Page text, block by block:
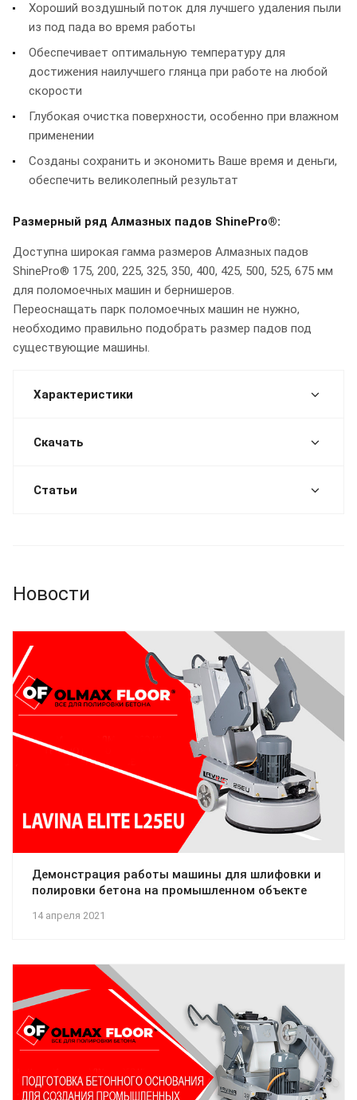
Хороший воздушный поток для лучшего удаления пыли
из под пада во время работы
Обеспечивает оптимальную температуру для
достижения наилучшего глянца при работе на любой
скорости
Глубокая очистка поверхности, особенно при влажном
применении
Созданы сохранить и экономить Ваше время и деньги,
обеспечить великолепный результат
Размерный ряд Алмазных падов ShinePro®:
Доступна широкая гамма размеров Алмазных падов
ShinePro® 175, 200, 225, 325, 350, 400, 425, 500, 525, 675 мм
для поломоечных машин и бернишеров.
Переоснащать парк поломоечных машин не нужно,
необходимо правильно подобрать размер падов под
существующие машины.
Характеристики
Скачать
Статьи
Новости
14 апреля 2021
Демонстрация работы машины для шлифовки и
полировки бетона на промышленном объекте